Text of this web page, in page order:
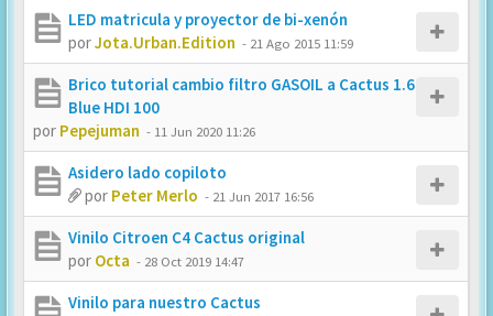
LED matricula y proyector de bi-xenón
porJota.Urban.Edition - 21 Ago 2015 11:59
Brico tutorial cambio filtro GASOIL a Cactus 1.6
Blue HDI 100
por Pepejuman - 11 Jun 2020 11:26
Asidero lado copiloto
por Peter Merlo - 21 Jun 2017 16:56
Vinilo Citroen C4 Cactus original
por Octa - 28 Oct 2019 14:47
Vinilo para nuestro Cactus